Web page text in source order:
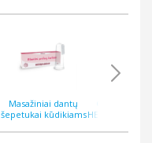
Masažiniai dantų
šepetukai kūdikiamsHERBADENT